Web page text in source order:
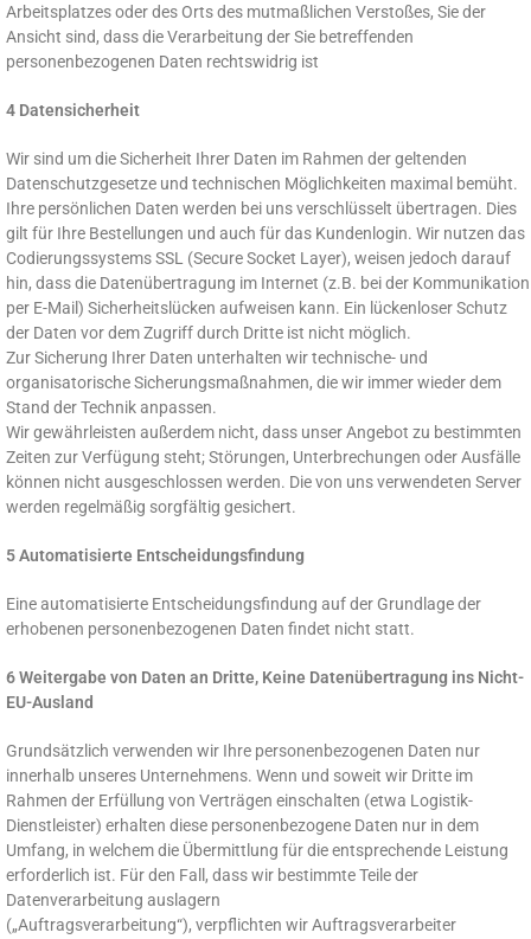
Arbeitsplatzes oder des Orts des mutmaßlichen Verstoßes, Sie der
Ansicht sind, dass die Verarbeitung der Sie betreffenden
personenbezogenen Daten rechtswidrig ist
4 Datensicherheit
Wir sind um die Sicherheit Ihrer Daten im Rahmen der geltenden
Datenschutzgesetze und technischen Möglichkeiten maximal bemüht.
Ihre persönlichen Daten werden bei uns verschlüsselt übertragen. Dies
gilt für Ihre Bestellungen und auch für das Kundenlogin. Wir nutzen das
Codierungssystems SSL (Secure Socket Layer), weisen jedoch darauf
hin, dass die Datenübertragung im Internet (z.B. bei der Kommunikation
per E-Mail) Sicherheitslücken aufweisen kann. Ein lückenloser Schutz
der Daten vor dem Zugriff durch Dritte ist nicht möglich.
Zur Sicherung Ihrer Daten unterhalten wir technische- und
organisatorische Sicherungsmaßnahmen, die wir immer wieder dem
Stand der Technik anpassen.
Wir gewährleisten außerdem nicht, dass unser Angebot zu bestimmten
Zeiten zur Verfügung steht; Störungen, Unterbrechungen oder Ausfälle
können nicht ausgeschlossen werden. Die von uns verwendeten Server
werden regelmäßig sorgfältig gesichert.
5 Automatisierte Entscheidungsfindung
Eine automatisierte Entscheidungsfindung auf der Grundlage der
erhobenen personenbezogenen Daten findet nicht statt.
6 Weitergabe von Daten an Dritte, Keine Datenübertragung ins Nicht-
EU-Ausland
Grundsätzlich verwenden wir Ihre personenbezogenen Daten nur
innerhalb unseres Unternehmens. Wenn und soweit wir Dritte im
Rahmen der Erfüllung von Verträgen einschalten (etwa Logistik-
Dienstleister) erhalten diese personenbezogene Daten nur in dem
Umfang, in welchem die Übermittlung für die entsprechende Leistung
erforderlich ist. Für den Fall, dass wir bestimmte Teile der
Datenverarbeitung auslagern
(„Auftragsverarbeitung“), verpflichten wir Auftragsverarbeiter